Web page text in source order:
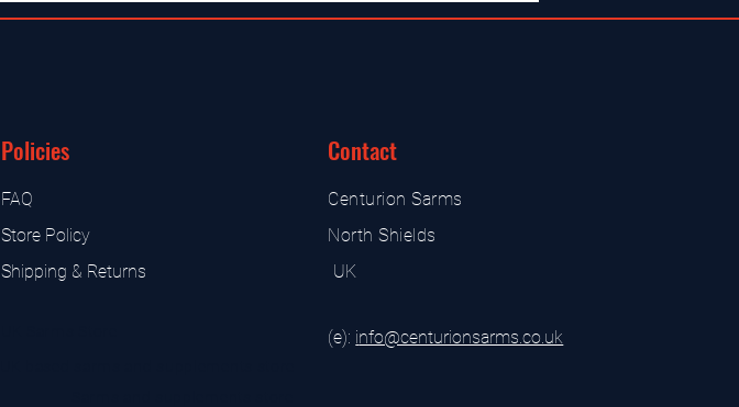
Policies
FAQ
Store Policy
Shipping & Returns
Contact
Centurion Sarms
North Shields
UK
(e): info@centurionsarms.co.uk